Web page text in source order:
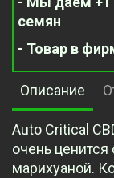
семян
- Товар в
Описание
Auto Critical
очень
марихуаной.